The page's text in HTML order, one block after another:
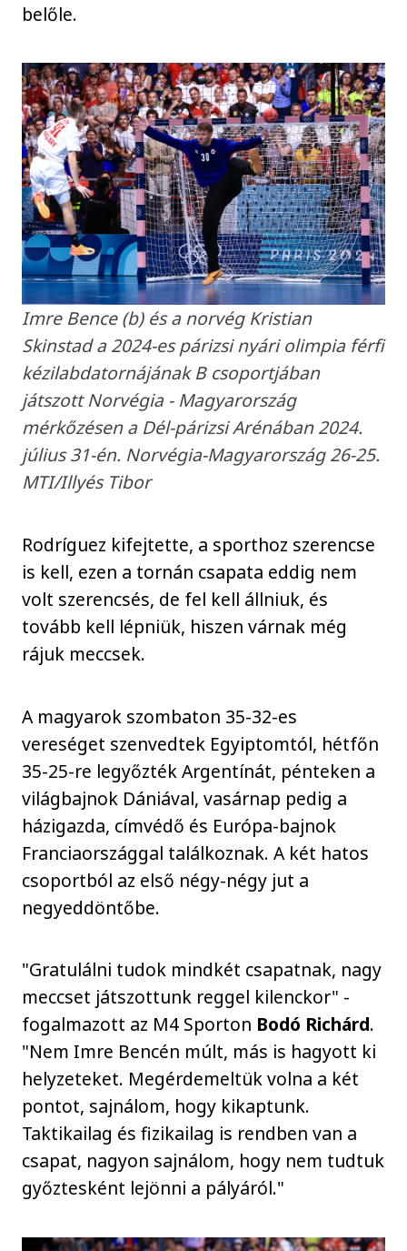
belőle.
Imre Bence (b) és a norvég Kristian
Skinstad a 2024-es párizsi nyári olimpia férfi
kézilabdatornájának B csoportjában
játszott Norvégia - Magyarország
mérkőzésen a Dél-párizsi Arénában 2024.
július 31-én. Norvégia-Magyarország 26-25.
MTI/Illyés Tibor
Rodríguez kifejtette, a sporthoz szerencse
is kell, ezen a tornán csapata eddig nem
volt szerencsés, de fel kell állniuk, és
tovább kell lépniük, hiszen várnak még
rájuk meccsek.
A magyarok szombaton 35-32-es
vereséget szenvedtek Egyiptomtól, hétfőn
35-25-re legyőzték Argentínát, pénteken a
világbajnok Dániával, vasárnap pedig a
házigazda, címvédő és Európa-bajnok
Franciaországgal találkoznak. A két hatos
csoportból az első négy-négy jut a
negyeddöntőbe.
"Gratulálni tudok mindkét csapatnak, nagy
meccset játszottunk reggel kilenckor" -
fogalmazott az M4 Sporton Bodó Richárd.
"Nem Imre Bencén múlt, más is hagyott ki
helyzeteket. Megérdemeltük volna a két
pontot, sajnálom, hogy kikaptunk.
Taktikailag és fizikailag is rendben van a
csapat, nagyon sajnálom, hogy nem tudtuk
győztesként lejönni a pályáról."